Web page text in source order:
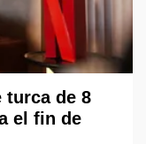
turca de 8
el fin de